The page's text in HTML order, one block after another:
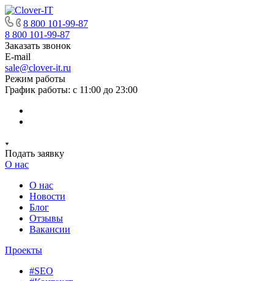
8 800 101-99-87
8 800 101-99-87
Заказать звонок
E-mail
sale@clover-it.ru
Режим работы
График работы: с 11:00 до 23:00
Подать заявку
О нас
О нас
Новости
Блог
Отзывы
Вакансии
Проекты
#SEO